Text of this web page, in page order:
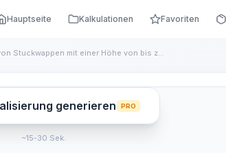
Hauptseite Kalkulationen Favoriten
Reparatur von Stuckwappen mit einer Höhe von bis zu 1000 mm ...
generieren PRO
~15-30 Sek.